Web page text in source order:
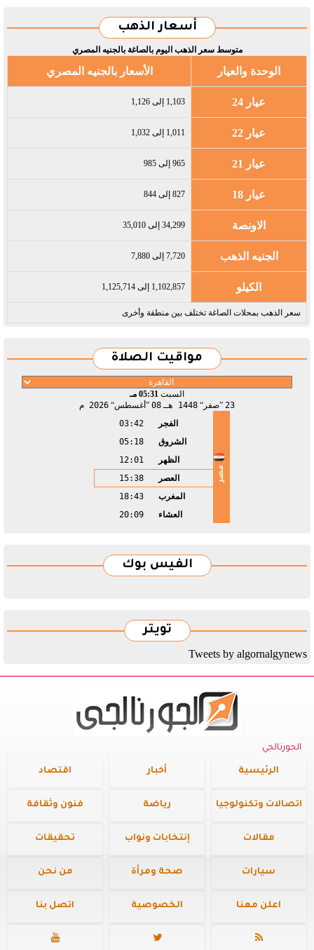
أسعار الذهب
متوسط سعر الذهب اليوم بالصاغة بالجنيه المصري
الوحدة والعيار الأسعار بالجنيه المصري
عيار 24 1,103 إلى 1,126
عيار 22 1,011 إلى 1,032
عيار 21 965 إلى 985
عيار 18 827 إلى 844
الاونصة 34,299 إلى 35,010
الجنيه الذهب 7,720 إلى 7,880
الكيلو 1,102,857 إلى 1,125,714
سعر الذهب بمحلات الصاغة تختلف بين منطقة وأخرى
مواقيت الصلاة
السبت 05:31 مـ
23 صفر 1448 هـ 08 أغسطس 2026 م
مصر
الفجر
03:42
الشروق
05:18
الظهر
12:01
العصر
15:38
المغرب
18:43
العشاء
20:09
الفيس بوك
تويتر
Tweets by algornalgynews
الجورنالجي
الرئيسية أخبار اقتصاد
اتصالات وتكنولوجيا رياضة فنون وثقافة
مقالات إنتخابات ونواب تحقيقات
سيارات صحة ومرأة من نحن
اعلن معنا الخصوصية اتصل بنا


